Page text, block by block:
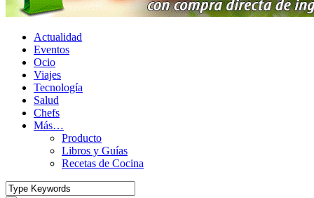
Actualidad
Eventos
Ocio
Viajes
Tecnología
Salud
Chefs
Más…
Producto
Libros y Guías
Recetas de Cocina